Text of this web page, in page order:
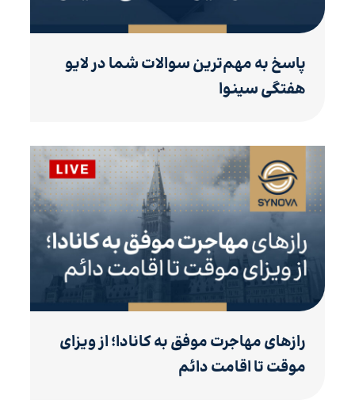
پاسخ به مهم‌ترین سوالات شما در لایو
هفتگی سینوا
رازهای مهاجرت موفق به کانادا؛ از ویزای
موقت تا اقامت دائم